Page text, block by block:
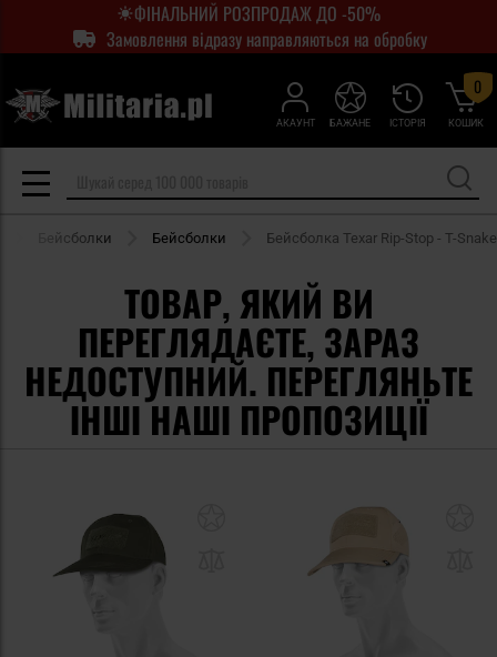
ФІНАЛЬНИЙ РОЗПРОДАЖ ДО -50%
Замовлення відразу направляються на обробку
АКАУНТ ІСТОРІЯ
БАЖАНЕ КОШИК
0
Бейсболки Бейсболки Бейсболка Texar Rip-Stop - T-Snake
ТОВАР, ЯКИЙ ВИ
ПЕРЕГЛЯДАЄТЕ, ЗАРАЗ
НЕДОСТУПНИЙ. ПЕРЕГЛЯНЬТЕ
ІНШІ НАШІ ПРОПОЗИЦІЇ